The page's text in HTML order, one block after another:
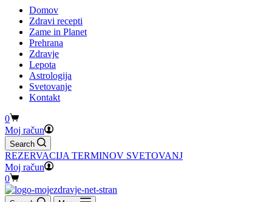
Domov
Zdravi recepti
Zame in Planet
Prehrana
Zdravje
Lepota
Astrologija
Svetovanje
Kontakt
Shopping
cart
0
Moj račun
Search
REZERVACIJA TERMINOV SVETOVANJ
Moj račun
Shopping
cart
0